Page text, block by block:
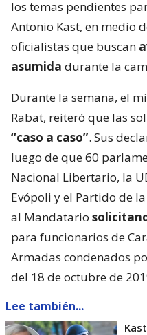
los temas pendientes
Antonio Kast, en medio
oficialistas que buscan
asumida durante la
Durante la semana, el
Rabat, reiteró que las
“caso a caso”. Sus
luego de que 60
Nacional Libertario, la
Evópoli y el Partido de
al Mandatario
para funcionarios de
Armadas condenados
del 18 de octubre de
Lee también...